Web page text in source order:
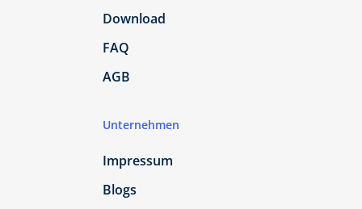
Download
FAQ
AGB
Unternehmen
Impressum
Blogs